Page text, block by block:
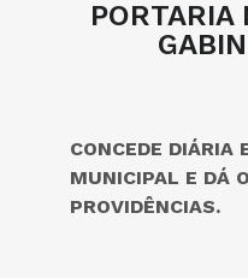
CONCEDE DIÁRIA
MUNICIPAL E DÁ
PROVIDÊNCIAS.